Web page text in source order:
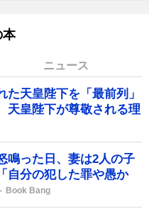
本
ニュース
天皇陛下を「最前列」
皇陛下が尊敬される理
鳴った日、妻は2人の子
自分の犯した罪や愚か
Book Bang